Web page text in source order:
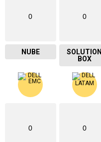
0
NUBE
0
SOLUTION
BOX
0 0